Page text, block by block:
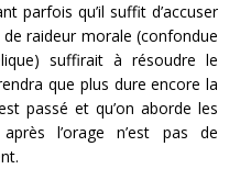
parfois qu’il suffit d’accuser
raideur morale (confondue
suffirait à résoudre le
que plus dure encore la
passé et qu’on aborde les
l’orage n’est pas de